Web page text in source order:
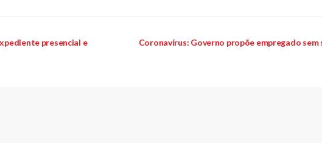
presencial e
Coronavírus: Governo propõe empregado